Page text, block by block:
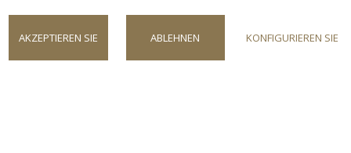
NEWSLETTER CVG
AKZEPTIEREN SIE ABLEHNEN KONFIGURIEREN SIE